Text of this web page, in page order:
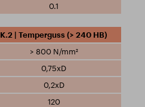
0.1
K.2 | Temperguss (> 240 HB)
> 800 N/mm²
0,75xD
0,2xD
120